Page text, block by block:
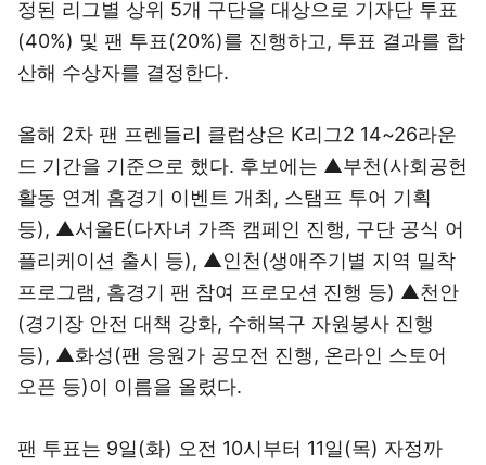
정된 리그별 상위 5개 구단을 대상으로 기자단 투표
(40%) 및 팬 투표(20%)를 진행하고, 투표 결과를 합
산해 수상자를 결정한다.
올해 2차 팬 프렌들리 클럽상은 K리그2 14~26라운
드 기간을 기준으로 했다. 후보에는 ▲부천(사회공헌
활동 연계 홈경기 이벤트 개최, 스탬프 투어 기획
등), ▲서울E(다자녀 가족 캠페인 진행, 구단 공식 어
플리케이션 출시 등), ▲인천(생애주기별 지역 밀착
프로그램, 홈경기 팬 참여 프로모션 진행 등) ▲천안
(경기장 안전 대책 강화, 수해복구 자원봉사 진행
등), ▲화성(팬 응원가 공모전 진행, 온라인 스토어
오픈 등)이 이름을 올렸다.
팬 투표는 9일(화) 오전 10시부터 11일(목) 자정까